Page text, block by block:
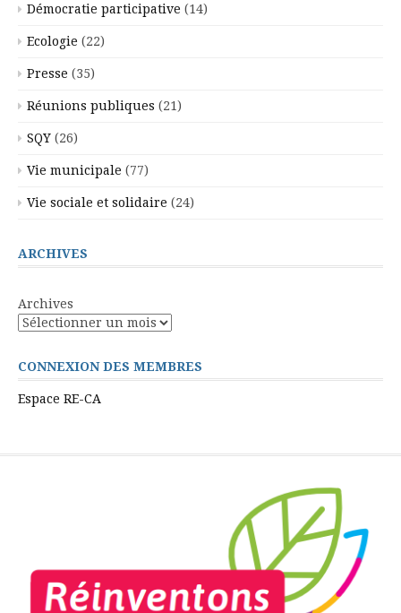
Démocratie participative (14)
Ecologie (22)
Presse (35)
Réunions publiques (21)
SQY (26)
Vie municipale (77)
Vie sociale et solidaire (24)
ARCHIVES
Archives
CONNEXION DES MEMBRES
Espace RE-CA